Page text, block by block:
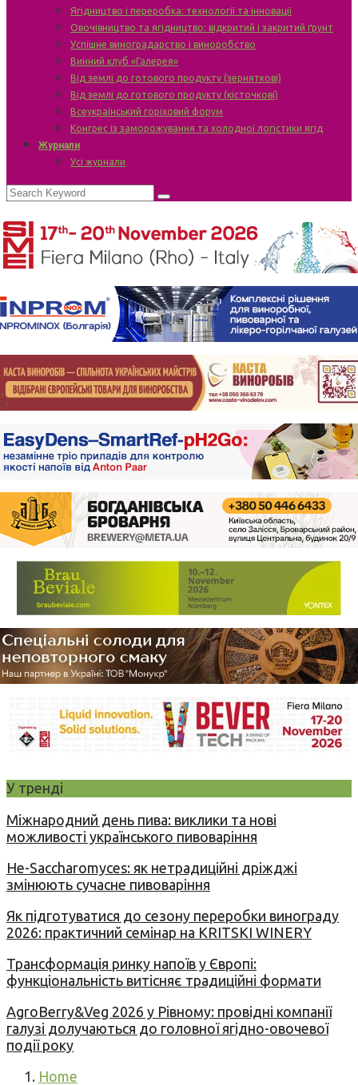
Ягідництво і переробка: технології та інновації
Овочівництво та ягідництво: відкритий і закритий ґрунт
Успішне виноградарство і виноробство
Винний клуб «Галерея»
Від землі до готового продукту (зерняткові)
Від землі до готового продукту (кісточкові)
Всеукраїнський горіховий форум
Конгрес із заморожування та холодної логістики ягід
Журнали
Усі журнали
У тренді
Міжнародний день пива: виклики та нові
можливості українського пивоваріння
Не-Saccharomyces: як нетрадиційні дріжджі
змінюють сучасне пивоваріння
Як підготуватися до сезону переробки винограду
2026: практичний семінар на KRITSKI WINERY
Трансформація ринку напоїв у Європі:
функціональність витісняє традиційні формати
AgroBerry&Veg 2026 у Рівному: провідні компанії
галузі долучаються до головної ягідно-овочевої
події року
Home